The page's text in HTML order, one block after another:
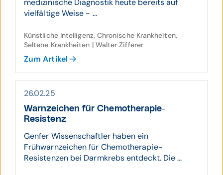
medizinische Diagnostik heute bereits auf
vielfältige Weise - ...
Künstliche Intelligenz, Chronische Krankheiten,
Seltene Krankheiten | Walter Zifferer
Zum Artikel
26.02.25
Warn­zeichen für Chemo­thera­pie-
Resistenz
Genfer Wissenschaftler haben ein
Frühwarnzeichen für Chemotherapie-
Resistenzen bei Darmkrebs entdeckt. Die ...